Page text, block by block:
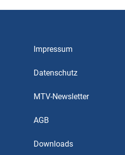
Impressum
Datenschutz
MTV-Newsletter
AGB
Downloads